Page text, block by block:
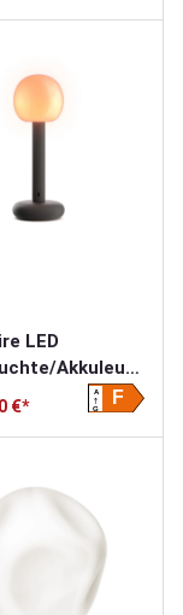
LED
Akkuleuc
€* F
A
G